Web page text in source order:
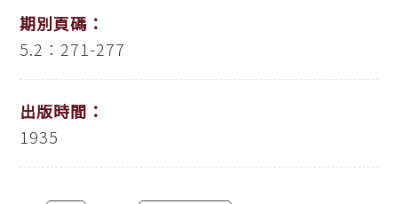
期別頁碼：
5.2：271-277
出版時間：
1935